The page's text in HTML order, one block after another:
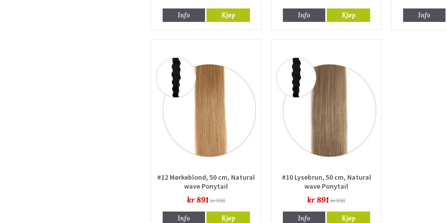
Info Kjøp Info Kjøp Info
#12 Mørkeblond, 50 cm, Natural
wave Ponytail
kr 891 kr 990
Info Kjøp
#10 Lysebrun, 50 cm, Natural
wave Ponytail
kr 891 kr 990
Info Kjøp